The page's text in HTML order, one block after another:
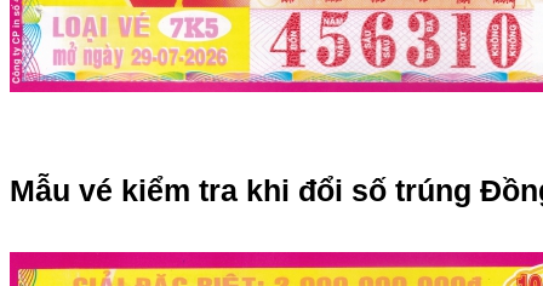
Mẫu vé kiểm tra khi đổi số trúng